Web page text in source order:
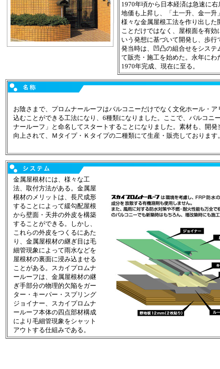
1970年頃から日本経済は急速に
地価も上昇し、「土一升、金一
様々な金属屋根工法を作り出し
ことだけではなく、屋根面を有
いう発想に基づいて開発し、歩
発当時は、凹凸の組合せをシス
て販売・施工を始めた。永年に
1970年完成、現在に至る。
お陰さまで、プロムナールーフはバルコニーだけでなく文化ホール・
込むことができる工法になり、6種類になりました。ここで、バルコニ
ナールーフ」と命名してスタートすることになりました。素材も、開
向上されて、Ｍタイプ・Ｋタイプの二種類にて生産・販売しております
金属屋根材には、様々な工
法、取付方法がある。金属屋
根材のメリットは、長尺成形
することによって緩勾配屋根
から壁面・天井の外皮を構築
することができる。しかし、
これらの外皮をつくるにあた
り、金属屋根材の継ぎ目は毛
細管現象によって雨水などを
屋根材の裏面に浸み込ませる
ことがある。スカイプロムナ
ールーフは、金属屋根材の継
ぎ手部分の物理的欠陥をガー
ター・キーパー・スプリング
ジョイナー、スカイプロムナ
ールーフ本体の四点部材構成
により毛細管現象をシャット
アウトする仕組みである。